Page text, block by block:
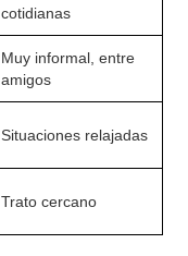
cotidianas
Muy informal, entre
amigos
Situaciones relajadas
Trato cercano